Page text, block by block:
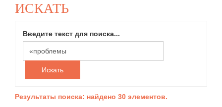
ИСКАТЬ
Введите текст для поиска...
Искать
Результаты поиска: найдено 30 элементов.